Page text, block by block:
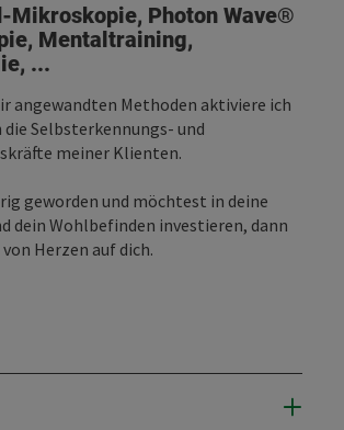
Mikroskopie, Photon Wave®
Mentaltraining,
...
angewandten Methoden aktiviere ich
Selbsterkennungs- und
meiner Klienten.
geworden und möchtest in deine
dein Wohlbefinden investieren, dann
Herzen auf dich.